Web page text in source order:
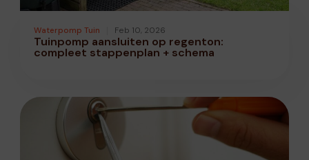
Waterpomp Tuin Feb 10, 2026
Tuinpomp aansluiten op regenton:
compleet stappenplan + schema